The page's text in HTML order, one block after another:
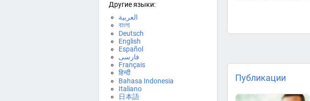
Другие языки:
العربية
বাংলা
Deutsch
English
Español
فارسی
Français
हिन्दी
Bahasa Indonesia
Italiano
日本語
Публикации